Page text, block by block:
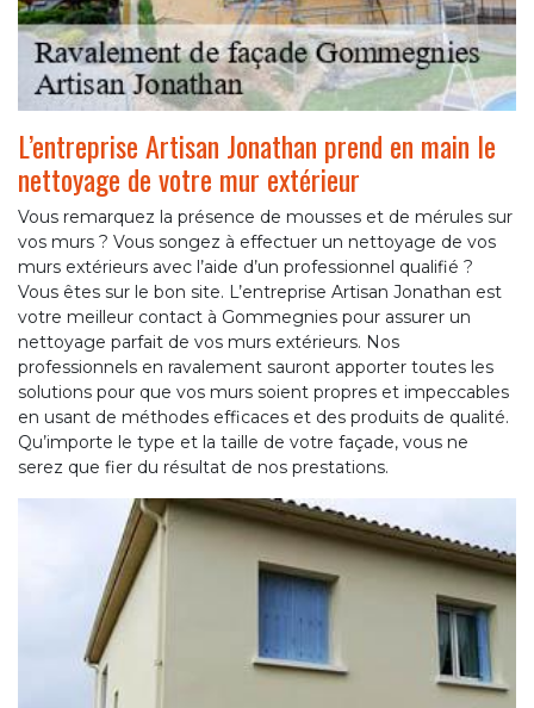
L’entreprise Artisan Jonathan prend en main le
nettoyage de votre mur extérieur
Vous remarquez la présence de mousses et de mérules sur
vos murs ? Vous songez à effectuer un nettoyage de vos
murs extérieurs avec l’aide d’un professionnel qualifié ?
Vous êtes sur le bon site. L’entreprise Artisan Jonathan est
votre meilleur contact à Gommegnies pour assurer un
nettoyage parfait de vos murs extérieurs. Nos
professionnels en ravalement sauront apporter toutes les
solutions pour que vos murs soient propres et impeccables
en usant de méthodes efficaces et des produits de qualité.
Qu’importe le type et la taille de votre façade, vous ne
serez que fier du résultat de nos prestations.